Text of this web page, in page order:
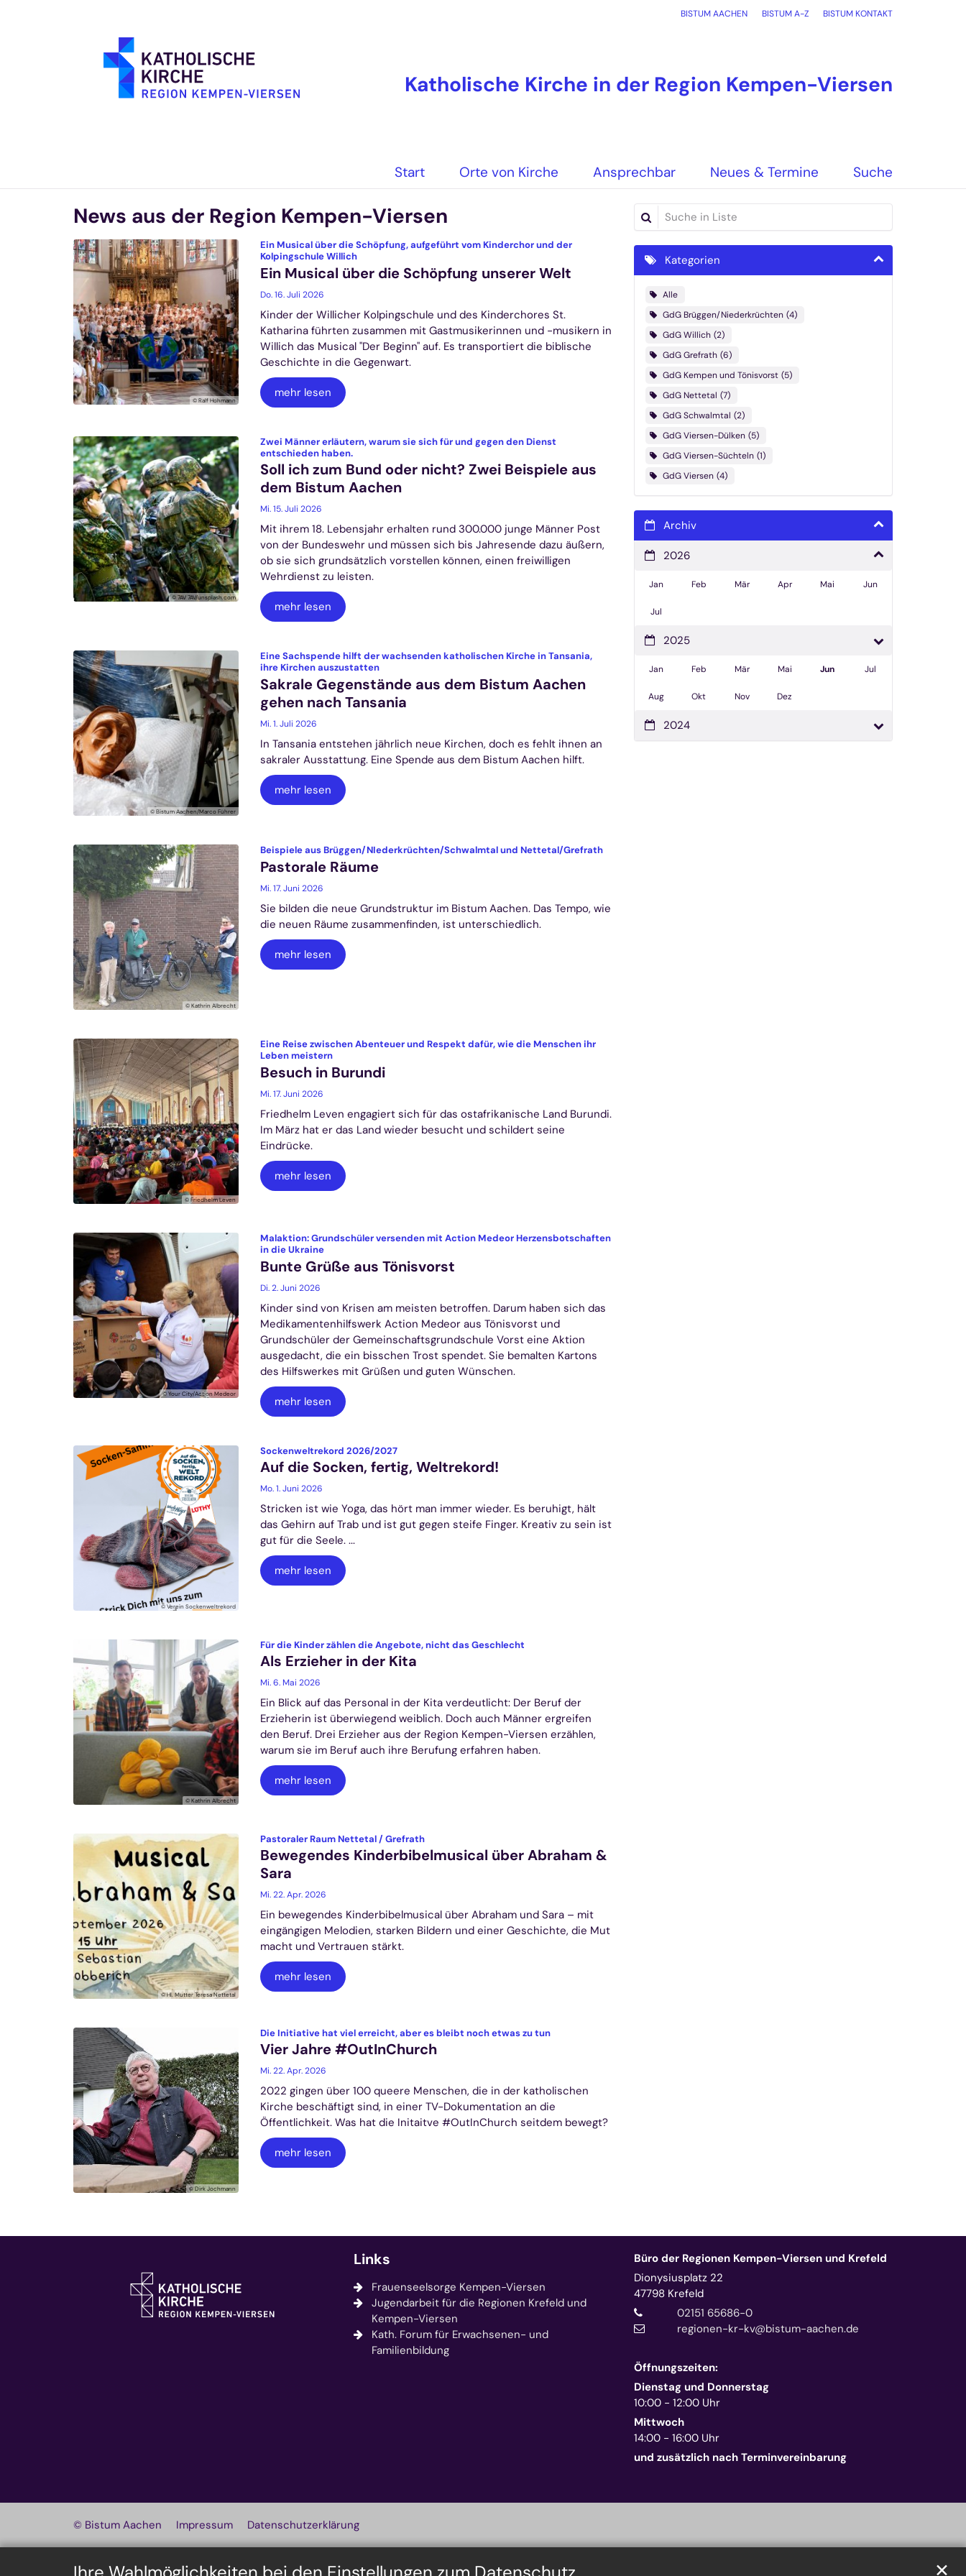
✕
BISTUM AACHEN BISTUM A-Z BISTUM KONTAKT
Katholische Kirche in der Region Kempen-Viersen
Start Orte von Kirche Ansprechbar Neues & Termine Suche
News aus der Region Kempen-Viersen
© Ralf Hohmann
Ein Musical über die Schöpfung, aufgeführt vom Kinderchor und der
Kolpingschule Willich:
Ein Musical über die Schöpfung unserer Welt
Do. 16. Juli 2026
Kinder der Willicher Kolpingschule und des Kinderchores St.
Katharina führten zusammen mit Gastmusikerinnen und -musikern in
Willich das Musical "Der Beginn" auf. Es transportiert die biblische
Geschichte in die Gegenwart.
mehr lesen
© 7AV 7AV/unsplash.com
Zwei Männer erläutern, warum sie sich für und gegen den Dienst
entschieden haben.:
Soll ich zum Bund oder nicht? Zwei Beispiele aus
dem Bistum Aachen
Mi. 15. Juli 2026
Mit ihrem 18. Lebensjahr erhalten rund 300.000 junge Männer Post
von der Bundeswehr und müssen sich bis Jahresende dazu äußern,
ob sie sich grundsätzlich vorstellen können, einen freiwilligen
Wehrdienst zu leisten.
mehr lesen
© Bistum Aachen/Marco Führer
Eine Sachspende hilft der wachsenden katholischen Kirche in Tansania,
ihre Kirchen auszustatten:
Sakrale Gegenstände aus dem Bistum Aachen
gehen nach Tansania
Mi. 1. Juli 2026
In Tansania entstehen jährlich neue Kirchen, doch es fehlt ihnen an
sakraler Ausstattung. Eine Spende aus dem Bistum Aachen hilft.
mehr lesen
© Kathrin Albrecht
Beispiele aus Brüggen/NIederkrüchten/Schwalmtal und Nettetal/Grefrath:
Pastorale Räume
Mi. 17. Juni 2026
Sie bilden die neue Grundstruktur im Bistum Aachen. Das Tempo, wie
die neuen Räume zusammenfinden, ist unterschiedlich.
mehr lesen
© Friedhelm Leven
Eine Reise zwischen Abenteuer und Respekt dafür, wie die Menschen ihr
Leben meistern:
Besuch in Burundi
Mi. 17. Juni 2026
Friedhelm Leven engagiert sich für das ostafrikanische Land Burundi.
Im März hat er das Land wieder besucht und schildert seine
Eindrücke.
mehr lesen
© Your City/Action Medeor
Malaktion: Grundschüler versenden mit Action Medeor Herzensbotschaften
in die Ukraine:
Bunte Grüße aus Tönisvorst
Di. 2. Juni 2026
Kinder sind von Krisen am meisten betroffen. Darum haben sich das
Medikamentenhilfswerk Action Medeor aus Tönisvorst und
Grundschüler der Gemeinschaftsgrundschule Vorst eine Aktion
ausgedacht, die ein bisschen Trost spendet. Sie bemalten Kartons
des Hilfswerkes mit Grüßen und guten Wünschen.
mehr lesen
© Verein Sockenweltrekord
Sockenweltrekord 2026/2027:
Auf die Socken, fertig, Weltrekord!
Mo. 1. Juni 2026
Stricken ist wie Yoga, das hört man immer wieder. Es beruhigt, hält
das Gehirn auf Trab und ist gut gegen steife Finger. Kreativ zu sein ist
gut für die Seele. ...
mehr lesen
© Kathrin Albrecht
Für die Kinder zählen die Angebote, nicht das Geschlecht
Als Erzieher in der Kita
Mi. 6. Mai 2026
Ein Blick auf das Personal in der Kita verdeutlicht: Der Beruf der
Erzieherin ist überwiegend weiblich. Doch auch Männer ergreifen
den Beruf. Drei Erzieher aus der Region Kempen-Viersen erzählen,
warum sie im Beruf auch ihre Berufung erfahren haben.
mehr lesen
© Hl. Mutter Teresa Nettetal
Pastoraler Raum Nettetal / Grefrath:
Bewegendes Kinderbibelmusical über Abraham &
Sara
Mi. 22. Apr. 2026
Ein bewegendes Kinderbibelmusical über Abraham und Sara – mit
eingängigen Melodien, starken Bildern und einer Geschichte, die Mut
macht und Vertrauen stärkt.
mehr lesen
© Dirk Jochmann
Die Initiative hat viel erreicht, aber es bleibt noch etwas zu tun:
Vier Jahre #OutInChurch
Mi. 22. Apr. 2026
2022 gingen über 100 queere Menschen, die in der katholischen
Kirche beschäftigt sind, in einer TV-Dokumentation an die
Öffentlichkeit. Was hat die Initaitve #OutInChurch seitdem bewegt?
mehr lesen
Suche in Liste
Kategorien
Alle
GdG Brüggen/Niederkrüchten 4
GdG Willich 2
GdG Grefrath 6
GdG Kempen und Tönisvorst 5
GdG Nettetal 7
GdG Schwalmtal 2
GdG Viersen-Dülken 5
GdG Viersen-Süchteln 1
GdG Viersen 4
Archiv
2026
Jan Feb Mär Apr Mai Jun
Jul
2025
Jan Feb Mär Mai Jun Jul
Aug Okt Nov Dez
2024
Links
Frauenseelsorge Kempen-Viersen
Jugendarbeit für die Regionen Krefeld und
Kempen-Viersen
Kath. Forum für Erwachsenen- und
Familienbildung
Büro der Regionen Kempen-Viersen und Krefeld
Dionysiusplatz 22
47798 Krefeld
02151 65686-0
regionen-kr-kv@bistum-aachen.de
Öffnungszeiten:
Dienstag und Donnerstag
10:00 - 12:00 Uhr
Mittwoch
14:00 - 16:00 Uhr
und zusätzlich nach Terminvereinbarung
© Bistum Aachen Impressum Datenschutzerklärung